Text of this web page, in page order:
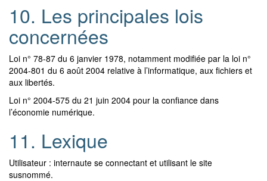
10. Les principales lois
concernées
Loi n° 78-87 du 6 janvier 1978, notamment modifiée par la loi n°
2004-801 du 6 août 2004 relative à l’informatique, aux fichiers et
aux libertés.
Loi n° 2004-575 du 21 juin 2004 pour la confiance dans
l’économie numérique.
11. Lexique
Utilisateur : internaute se connectant et utilisant le site
susnommé.